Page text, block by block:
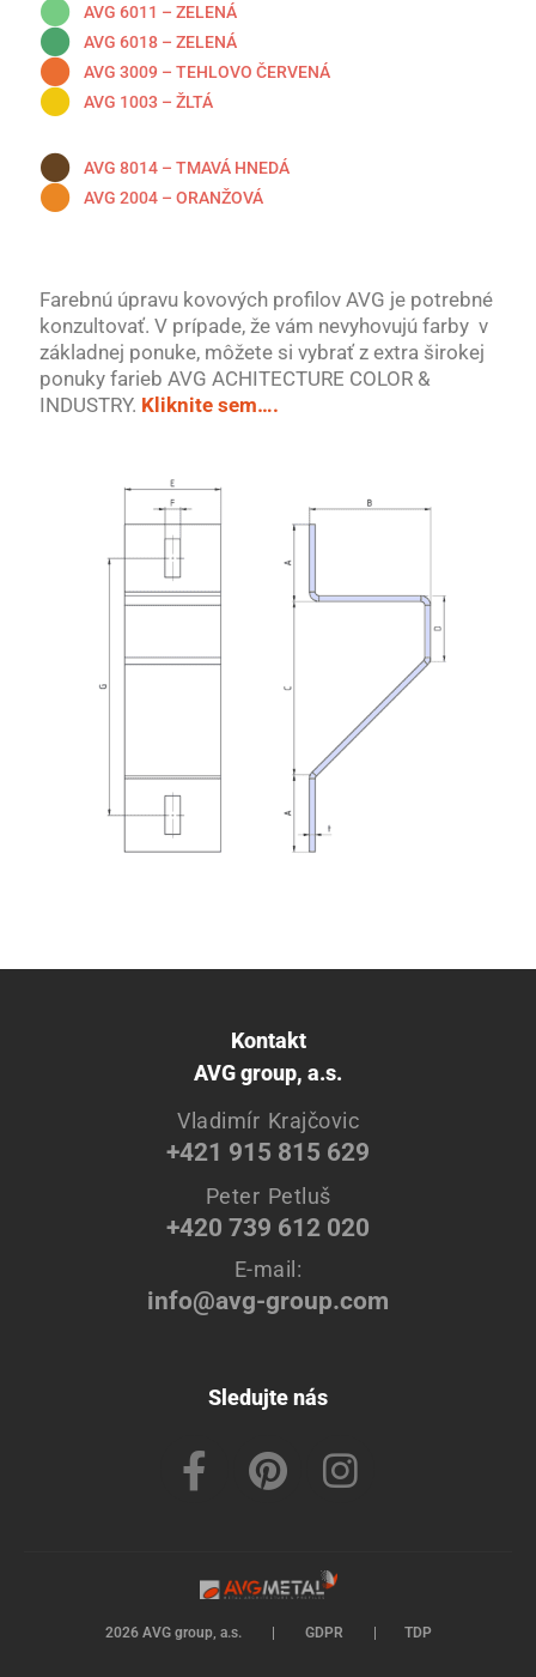
AVG 6011 – ZELENÁ
AVG 6018 – ZELENÁ
AVG 3009 – TEHLOVO ČERVENÁ
AVG 1003 – ŽLTÁ
AVG 8014 – TMAVÁ HNEDÁ
AVG 2004 – ORANŽOVÁ
Farebnú úpravu kovových profilov AVG je potrebné
konzultovať. V prípade, že vám nevyhovujú farby v
základnej ponuke, môžete si vybrať z extra širokej
ponuky farieb AVG ACHITECTURE COLOR &
INDUSTRY. Kliknite sem….
Kontakt
AVG group, a.s.
Vladimír Krajčovic
+421 915 815 629
Peter Petluš
+420 739 612 020
E-mail:
info@avg-group.com
Sledujte nás
2026 AVG group, a.s. GDPR TDP